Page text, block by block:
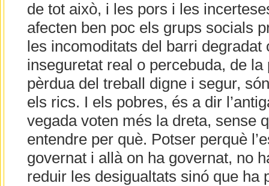
de tot això, i les pors i les
afecten ben poc els grups socials
les incomoditats del barri degradat
inseguretat real o percebuda, de la
pèrdua del treball digne i segur,
els rics. I els pobres, és a dir
vegada voten més la dreta, sense
entendre per què. Potser perquè
governat i allà on ha governat, no
reduir les desigualtats sinó que ha